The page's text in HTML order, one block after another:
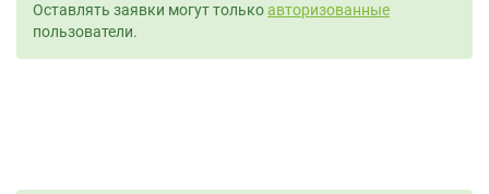
Оставлять заявки могут толькоавторизованные
пользователи.